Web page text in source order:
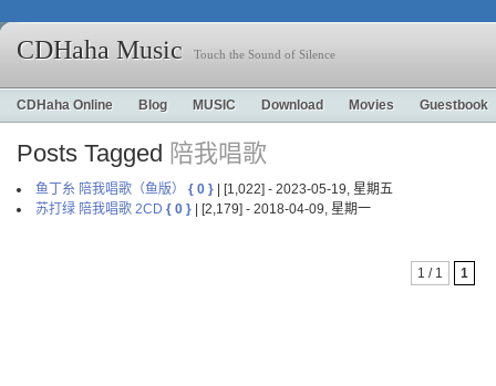
CDHaha Music Touch the Sound of Silence
CDHaha Online Blog MUSIC Download Movies Guestbook
Posts Tagged 陪我唱歌
鱼丁糸 陪我唱歌（鱼版） { 0 } | [1,022] - 2023-05-19, 星期五
苏打绿 陪我唱歌 2CD { 0 } | [2,179] - 2018-04-09, 星期一
1 / 1 1